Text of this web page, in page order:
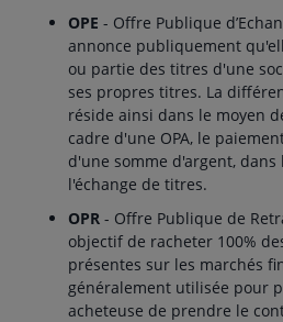
OPE- Offre Publique
annonce publiquement
ou partie des titres d'une
ses propres titres. La
réside ainsi dans le moyen
cadre d'une OPA, le
d'une somme d'argent, dans
l'échange de titres.
OPR - Offre Publique de
objectif de racheter 100%
présentes sur les marchés
généralement utilisée pour
acheteuse de prendre le